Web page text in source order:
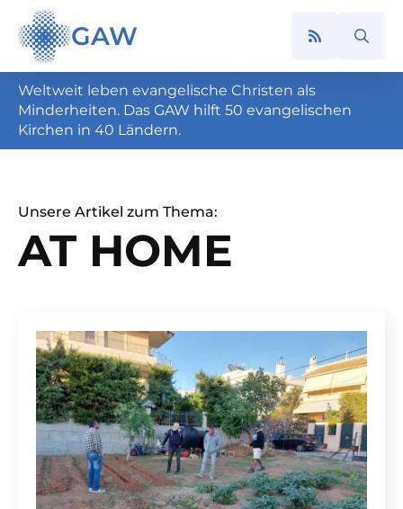
GAW
Search
Weltweit leben evangelische Christen als
Minderheiten. Das GAW hilft 50 evangelischen
Kirchen in 40 Ländern.
Unsere Artikel zum Thema:
AT HOME